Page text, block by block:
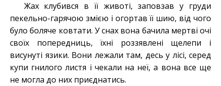
Жах клубився в її животі, заповзав у груди
пекельно-гарячою змією і огортав її шию, від чого
було боляче ковтати. У снах вона бачила мертві очі
своїх попередниць, їхні роззявлені щелепи і
висунуті язики. Вони лежали там, десь у лісі, серед
купи гнилого листя і чекали на неї, а вона все ще
не могла до них приєднатись.